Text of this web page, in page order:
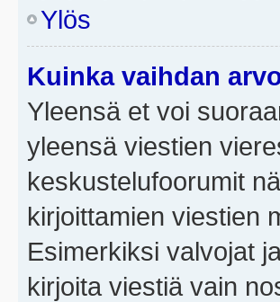
Ylös
Kuinka vaihdan
Yleensä et voi
yleensä viestien
keskustelufoorumit
kirjoittamien viestien
Esimerkiksi valvojat
kirjoita viestiä vain